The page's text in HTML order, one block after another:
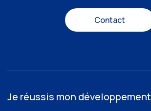
Contact
Je réussis mon développement